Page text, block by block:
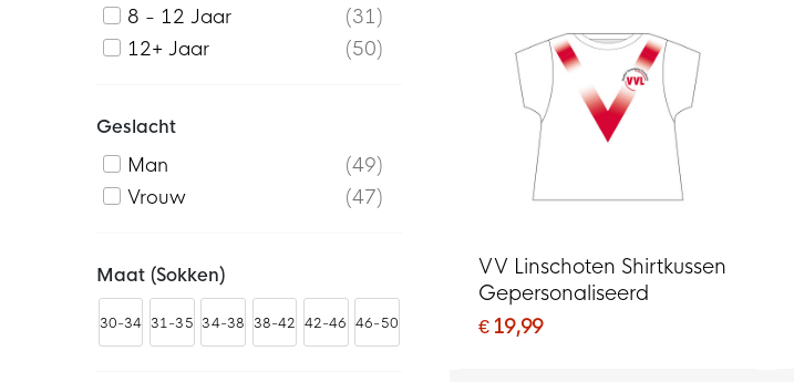
VV Linschoten Shirtkussen
Gepersonaliseerd
€ 19,99
8 - 12 Jaar
31
12+ Jaar
50
Geslacht
Man
49
Vrouw
47
Maat (sokken)
30-34 31-35 34-38 38-42 42-46 46-50